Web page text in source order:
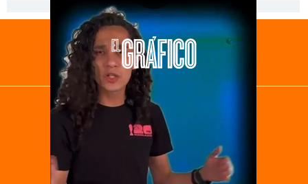
[Publicidad]
El Universal
Vive USA
Clase